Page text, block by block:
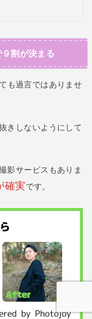
９割が決まる
も過言ではありませ
きしないようにして
影サービスもありま
確実です。